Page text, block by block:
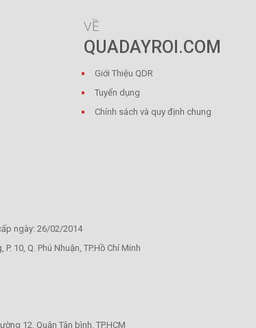
VỀ
QUADAYROI.COM
Giới Thiệu QDR
Tuyển dụng
Chính sách và quy định chung
ngày: 26/02/2014
10, Q. Phú Nhuận, TP.Hồ Chí Minh
12, Quận Tân bình, TP.HCM